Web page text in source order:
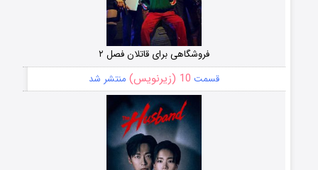
فروشگاهی برای قاتلان فصل ۲
قسمت 10 (زیرنویس) منتشر شد